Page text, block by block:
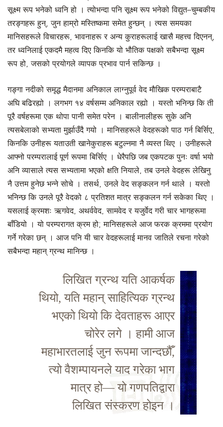
सूक्ष्म रूप भनेको ध्वनि हो । त्योभन्दा पनि सूक्ष्म रूप भनेको विद्युत–चुम्बकीय
तरङ्गहरू हुन्, जुन हाम्रो मस्तिष्कमा समेत हुन्छन् । त्यस समयका
मानिसहरूले विचारहरू, भावनाहरू र अन्य कुराहरूलाई खासै महत्त्व दिएनन्,
तर ध्वनिलाई एकदमै महत्व दिए किनकि यो भौतिक पक्षको सबैभन्दा सूक्ष्म
रूप हो, जसको प्रयोगले व्यापक प्रभाव पार्न सकिन्छ ।
गङ्गा नदीको समृद्ध मैदानमा अनिकाल लाग्नुपूर्व वेद मौखिक परम्पराबाटै
अघि बढिरह्यो । लगभग १४ वर्षसम्म अनिकाल रह्यो । यस्तो भनिन्छ कि ती
पूरै वर्षहरूमा एक थोपा पानी समेत परेन । बालीनालीहरू सुके अनि
त्यसबेलाको सभ्यता मुर्झाउँदै गयो । मानिसहरूले वेदहरूको पाठ गर्न बिर्सिए,
किनकि उनीहरू यताउती खानेकुराहरू बटुल्नमा नै व्यस्त थिए । उनीहरूले
आफ्नो परम्परालाई पूर्ण रूपमा बिर्सिए । धेरैपछि जब एकपटक पुनः वर्षा भयो
अनि व्यासाले त्यस सभ्यतामा भएको क्षति नियाले, तब उनले वेदहरू लेखिनु
नै उत्तम हुनेछ भन्ने सोचे । तसर्थ, उनले वेद सङ्कलन गर्न थाले । यस्तो
भनिन्छ कि उनले पूरै वेदको ८ प्रतिशत मात्र सङ्कलन गर्न सकेका थिए ।
यसलाई क्रमशः ऋगवेद, अथर्ववेद, सामवेद र यजुर्वेद गरी चार भागहरूमा
बाँडियो । यो परम्परागत क्रम हो; मानिसहरूले आज फरक क्रममा प्रयोग
गर्ने गरेका छन् । आज पनि यी चार वेदहरूलाई मानव जातिले रचना गरेको
सबैभन्दा महान् ग्रन्थ मानिन्छ ।
लिखित ग्रन्थ यति आकर्षक
थियो, यति महान् साहित्यिक ग्रन्थ
भएको थियो कि देवताहरू आएर
चोरेर लगे । हामी आज
महाभारतलाई जुन रूपमा जान्दछौँ,
त्यो वैशम्पायनले याद गरेका भाग
मात्र हो— यो गणपतिद्वारा
लिखित संस्करण होइन ।